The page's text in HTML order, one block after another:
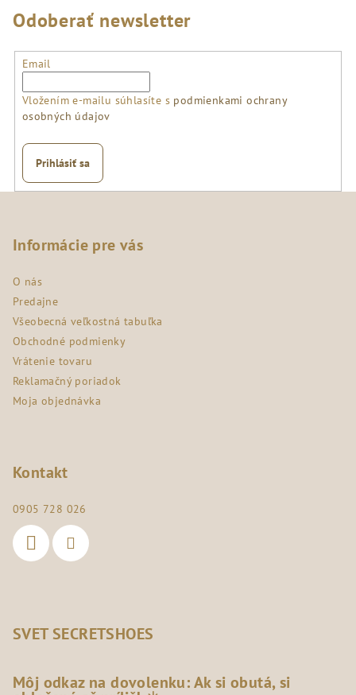
Odoberať newsletter
Email
Vložením e-mailu súhlasíte s podmienkami ochrany
osobných údajov
Prihlásiť sa
Informácie pre vás
O nás
Predajne
Všeobecná veľkostná tabuľka
Obchodné podmienky
Vrátenie tovaru
Reklamačný poriadok
Moja objednávka
Kontakt
0905 728 026
SVET SECRETSHOES
Môj odkaz na dovolenku: Ak si obutá, si